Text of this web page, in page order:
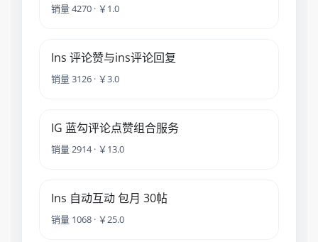
销量 4270 · ￥1.0
Ins 评论赞与ins评论回复
销量 3126 · ￥3.0
IG 蓝勾评论点赞组合服务
销量 2914 · ￥13.0
Ins 自动互动 包月 30帖
销量 1068 · ￥25.0